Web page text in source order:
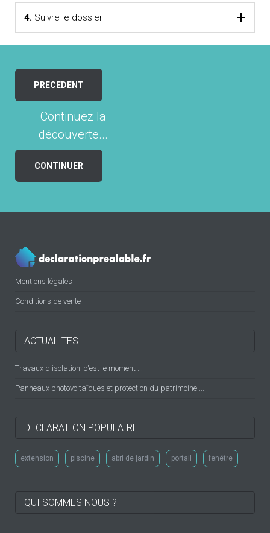
4. Suivre le dossier
PRECEDENT
Continuez la
découverte...
CONTINUER
Mentions légales
Conditions de vente
ACTUALITES
Travaux d'isolation. c'est le moment ...
Panneaux photovoltaïques et protection du patrimoine ...
DECLARATION POPULAIRE
extension piscine abri de jardin portail fenêtre
QUI SOMMES NOUS ?